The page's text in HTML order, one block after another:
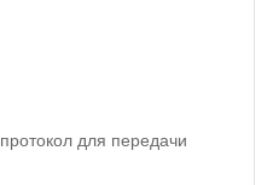
для передачи